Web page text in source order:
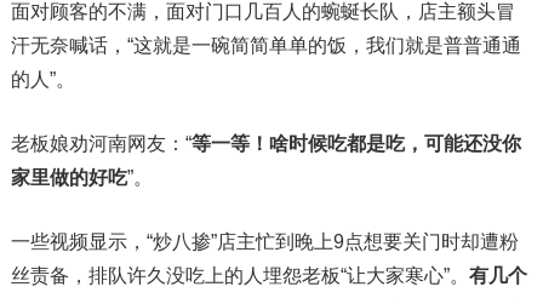
面对顾客的不满，面对门口几百人的蜿蜒长队，店主额头冒
汗无奈喊话，“这就是一碗简简单单的饭，我们就是普普通通
的人”。
老板娘劝河南网友：“等一等！啥时候吃都是吃，可能还没你
家里做的好吃”。
一些视频显示，“炒八掺”店主忙到晚上9点想要关门时却遭粉
丝责备，排队许久没吃上的人埋怨老板“让大家寒心”。 有几个